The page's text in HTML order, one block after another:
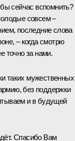
сейчас вспомнить?
совсем –
последние слова
– когда смотрю
точно за нами.
таких мужественных
без поддержки
и в будущей
Спасибо Вам